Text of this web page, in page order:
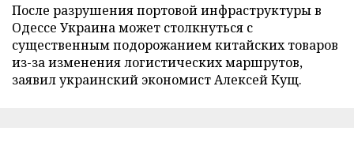
После разрушения портовой инфраструктуры в
Одессе Украина может столкнуться с
существенным подорожанием китайских товаров
из-за изменения логистических маршрутов,
заявил украинский экономист Алексей Кущ.